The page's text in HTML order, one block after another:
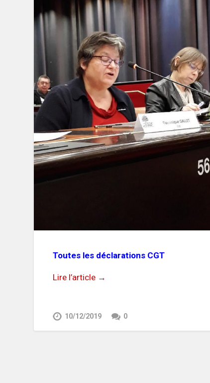
Toutes les déclarations CGT
Lire l’article →
10/12/2019 0